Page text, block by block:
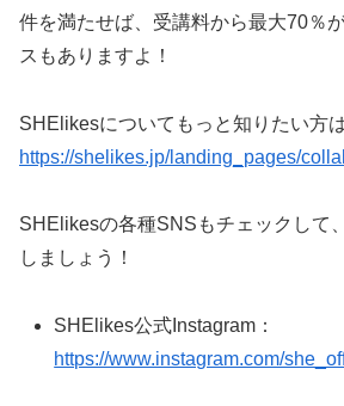
件を満たせば、受講料から最大70％
スもありますよ！
SHElikesについてもっと知りたい方
https://shelikes.jp/landing_pages/
SHElikesの各種SNSもチェックして
しましょう！
SHElikes公式Instagram：
https://www.instagram.com/